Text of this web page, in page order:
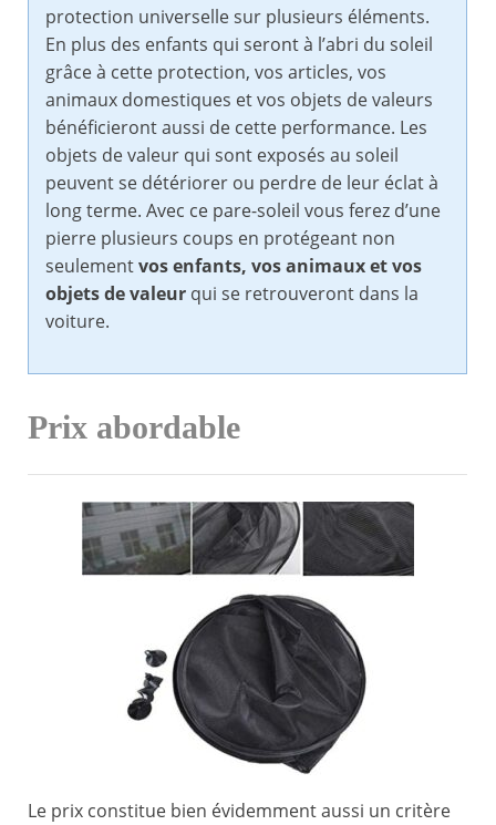
protection universelle sur plusieurs éléments.
En plus des enfants qui seront à l’abri du soleil
grâce à cette protection, vos articles, vos
animaux domestiques et vos objets de valeurs
bénéficieront aussi de cette performance. Les
objets de valeur qui sont exposés au soleil
peuvent se détériorer ou perdre de leur éclat à
long terme. Avec ce pare-soleil vous ferez d’une
pierre plusieurs coups en protégeant non
seulementvos enfants, vos animaux et vos
objets de valeur qui se retrouveront dans la
voiture.
Prix abordable
Le prix constitue bien évidemment aussi un critère